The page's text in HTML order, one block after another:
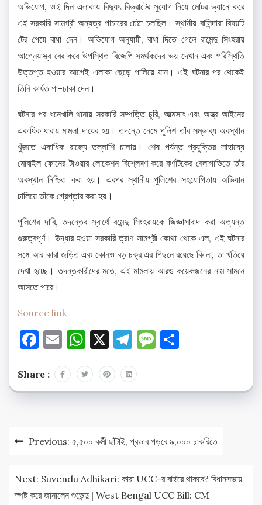
অভিযোগ, ওই দিন এলাকায় বিদ্যুৎ বিভ্রাটের সুযোগ নিয়ে মোটর ভ্যানে করে
এই সরকারি সামগ্রী অন্যত্র পাচারের চেষ্টা চলছিল। স্থানীয় বাসিন্দারা বিষয়টি
টের পেয়ে বাধা দেন। অভিযোগ অনুযায়ী, বাধা দিতে গেলে রামেন্দু সিংহরায়
আগ্নেয়াস্ত্র বের করে উপস্থিত বিজেপি সমর্থকদের ভয় দেখান এবং পরিস্থিতি
উত্তপ্ত হওয়ার আগেই এলাকা ছেড়ে পালিয়ে যান। এই ঘটনার পর থেকেই
তিনি কার্যত গা-ঢাকা দেন।
ঘটনার পর ধনেখালি থানায় সরকারি সম্পত্তি চুরি, আত্মসাৎ এবং অস্ত্র আইনের
একাধিক ধারায় মামলা দায়ের হয়। তদন্তে নেমে পুলিশ তাঁর সম্ভাব্য অবস্থান
খুঁজতে একাধিক রাজ্যে তল্লাশি চালায়। শেষ পর্যন্ত প্রযুক্তির সাহায্যে
মোবাইল ফোনের টাওয়ার লোকেশন বিশ্লেষণ করে কর্ণাটকের বেলাগাভিতে তাঁর
অবস্থান নিশ্চিত করা হয়। এরপর স্থানীয় পুলিশের সহযোগিতায় অভিযান
চালিয়ে তাঁকে গ্রেপ্তার করা হয়।
পুলিশের দাবি, তদন্তের স্বার্থে রমেন্দু সিংহরায়কে জিজ্ঞাসাবাদ করা অত্যন্ত
গুরুত্বপূর্ণ। উদ্ধার হওয়া সরকারি ত্রাণ সামগ্রী কোথা থেকে এল, এই ঘটনার
সঙ্গে আর কারা জড়িত এবং কোনও বড় চক্র এর পিছনে রয়েছে কি না, তা খতিয়ে
দেখা হচ্ছে। তদন্তকারীদের মতে, এই মামলায় আরও কয়েকজনের নাম সামনে
আসতে পারে।
Source link
Facebook
EmailWhatsApp
X Telegram
Message
Share :
PostPrevious: ৫,৫০০ কর্মী ছাঁটাই, প্রভাব পড়বে ৯,০০০ চাকরিতে
Next: Suvendu Adhikari: কারা UCC-র বাইরে থাকবে? বিধানসভায়
স্পষ্ট করে জানালেন শুভেন্দু | West Bengal UCC Bill: CM